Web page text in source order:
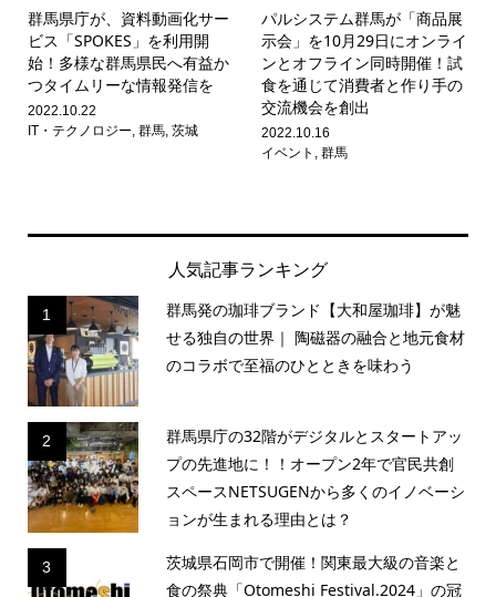
群馬県庁が、資料動画化サー
ビス「SPOKES」を利用開
始！多様な群馬県民へ有益か
つタイムリーな情報発信を
2022.10.22
IT・テクノロジー, 群馬, 茨城
パルシステム群馬が「商品展
示会」を10月29日にオンライ
ンとオフライン同時開催！試
食を通じて消費者と作り手の
交流機会を創出
2022.10.16
イベント ,群馬
人気記事ランキング
1
群馬発の珈琲ブランド【大和屋珈琲】が魅
せる独自の世界｜ 陶磁器の融合と地元食材
のコラボで至福のひとときを味わう
2
群馬県庁の32階がデジタルとスタートアッ
プの先進地に！！オープン2年で官民共創
スペースNETSUGENから多くのイノベーシ
ョンが生まれる理由とは？
3
茨城県石岡市で開催！関東最大級の音楽と
食の祭典「Otomeshi Festival.2024」の冠